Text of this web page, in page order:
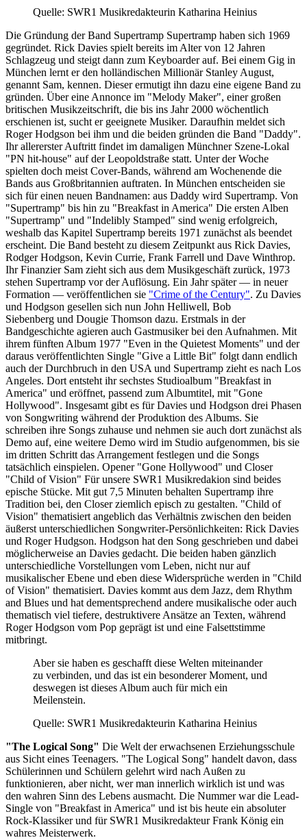
Quelle: SWR1 Musikredakteurin Katharina Heinius
Die Gründung der Band Supertramp Supertramp haben sich 1969
gegründet. Rick Davies spielt bereits im Alter von 12 Jahren
Schlagzeug und steigt dann zum Keyboarder auf. Bei einem Gig in
München lernt er den holländischen Millionär Stanley August,
genannt Sam, kennen. Dieser ermutigt ihn dazu eine eigene Band zu
gründen. Über eine Annonce im "Melody Maker", einer großen
britischen Musikzeitschrift, die bis ins Jahr 2000 wöchentlich
erschienen ist, sucht er geeignete Musiker. Daraufhin meldet sich
Roger Hodgson bei ihm und die beiden gründen die Band "Daddy".
Ihr allererster Auftritt findet im damaligen Münchner Szene-Lokal
"PN hit-house" auf der Leopoldstraße statt. Unter der Woche
spielten doch meist Cover-Bands, während am Wochenende die
Bands aus Großbritannien auftraten. In München entscheiden sie
sich für einen neuen Bandnamen: aus Daddy wird Supertramp. Von
"Supertramp" bis hin zu "Breakfast in America" Die ersten Alben
"Supertramp" und "Indelibly Stamped" sind wenig erfolgreich,
weshalb das Kapitel Supertramp bereits 1971 zunächst als beendet
erscheint. Die Band besteht zu diesem Zeitpunkt aus Rick Davies,
Rodger Hodgson, Kevin Currie, Frank Farrell und Dave Winthrop.
Ihr Finanzier Sam zieht sich aus dem Musikgeschäft zurück, 1973
stehen Supertramp vor der Auflösung. Ein Jahr später — in neuer
Formation — veröffentlichen sie "Crime of the Century". Zu Davies
und Hodgson gesellen sich nun John Helliwell, Bob
Siebenberg und Dougie Thomson dazu. Erstmals in der
Bandgeschichte agieren auch Gastmusiker bei den Aufnahmen. Mit
ihrem fünften Album 1977 "Even in the Quietest Moments" und der
daraus veröffentlichten Single "Give a Little Bit" folgt dann endlich
auch der Durchbruch in den USA und Supertramp zieht es nach Los
Angeles. Dort entsteht ihr sechstes Studioalbum "Breakfast in
America" und eröffnet, passend zum Albumtitel, mit "Gone
Hollywood". Insgesamt gibt es für Davies und Hodgson drei Phasen
von Songwriting während der Produktion des Albums. Sie
schreiben ihre Songs zuhause und nehmen sie auch dort zunächst als
Demo auf, eine weitere Demo wird im Studio aufgenommen, bis sie
im dritten Schritt das Arrangement festlegen und die Songs
tatsächlich einspielen. Opener "Gone Hollywood" und Closer
"Child of Vision" Für unsere SWR1 Musikredakion sind beides
epische Stücke. Mit gut 7,5 Minuten behalten Supertramp ihre
Tradition bei, den Closer ziemlich episch zu gestalten. "Child of
Vision" thematisiert angeblich das Verhältnis zwischen den beiden
äußerst unterschiedlichen Songwriter-Persönlichkeiten: Rick Davies
und Roger Hudgson. Hodgson hat den Song geschrieben und dabei
möglicherweise an Davies gedacht. Die beiden haben gänzlich
unterschiedliche Vorstellungen vom Leben, nicht nur auf
musikalischer Ebene und eben diese Widersprüche werden in "Child
of Vision" thematisiert. Davies kommt aus dem Jazz, dem Rhythm
and Blues und hat dementsprechend andere musikalische oder auch
thematisch viel tiefere, destruktivere Ansätze an Texten, während
Roger Hodgson vom Pop geprägt ist und eine Falsettstimme
mitbringt.
Aber sie haben es geschafft diese Welten miteinander
zu verbinden, und das ist ein besonderer Moment, und
deswegen ist dieses Album auch für mich ein
Meilenstein.
Quelle: SWR1 Musikredakteurin Katharina Heinius
"The Logical Song" Die Welt der erwachsenen Erziehungsschule
aus Sicht eines Teenagers. "The Logical Song" handelt davon, dass
Schülerinnen und Schülern gelehrt wird nach Außen zu
funktionieren, aber nicht, wer man innerlich wirklich ist und was
den wahren Sinn des Lebens ausmacht. Die Nummer war die Lead-
Single von "Breakfast in America" und ist bis heute ein absoluter
Rock-Klassiker und für SWR1 Musikredakteur Frank König ein
wahres Meisterwerk.